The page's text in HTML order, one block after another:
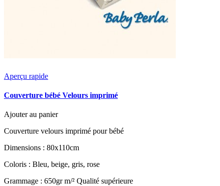
Aperçu rapide
Couverture bébé Velours imprimé
Ajouter au panier
Couverture velours imprimé pour bébé
Dimensions : 80x110cm
Coloris : Bleu, beige, gris, rose
Grammage : 650gr m/² Qualité supérieure